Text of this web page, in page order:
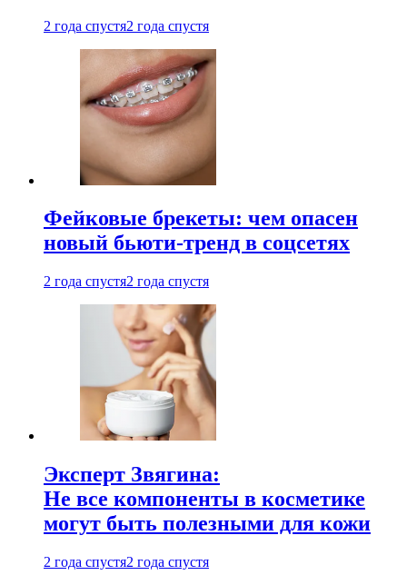
2 года спустя2 года спустя
Фейковые брекеты: чем опасен
новый бьюти-тренд в соцсетях
2 года спустя2 года спустя
Эксперт Звягина:
Не все компоненты в косметике
могут быть полезными для кожи
2 года спустя2 года спустя